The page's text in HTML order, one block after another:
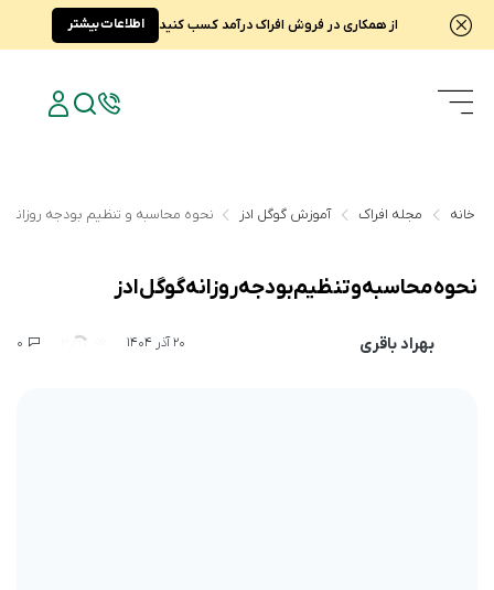
از همکاری در فروش افراک درآمد کسب کنید اطلاعات بیشتر
خانه مجله افراک آموزش گوگل ادز نحوه محاسبه و تنظیم بودجه روزانه
نحوه محاسبه و تنظیم بودجه روزانه گوگل ادز
بهراد باقری 20 آذر 1404